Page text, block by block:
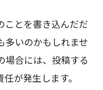
ことを書き込んだだ
多いのかもしれませ
場合には、投稿する
が発生します。